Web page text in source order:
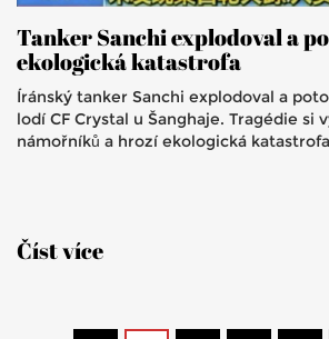
Tanker Sanchi explodoval a
ekologická katastrofa
Íránský tanker Sanchi explodoval a
lodí CF Crystal u Šanghaje. Tragédie si
námořníků a hrozí ekologická
Číst více